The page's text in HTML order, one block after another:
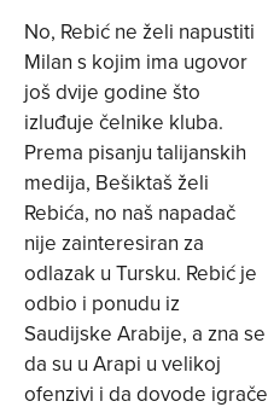
No, Rebić ne želi napustiti
Milan s kojim ima ugovor
još dvije godine što
izluđuje čelnike kluba.
Prema pisanju talijanskih
medija, Bešiktaš želi
Rebića, no naš napadač
nije zainteresiran za
odlazak u Tursku. Rebić je
odbio i ponudu iz
Saudijske Arabije, a zna se
da su u Arapi u velikoj
ofenzivi i da dovode igrače